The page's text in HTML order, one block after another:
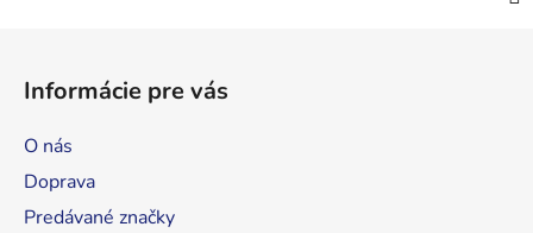
Informácie pre vás
O nás
Doprava
Predávané značky